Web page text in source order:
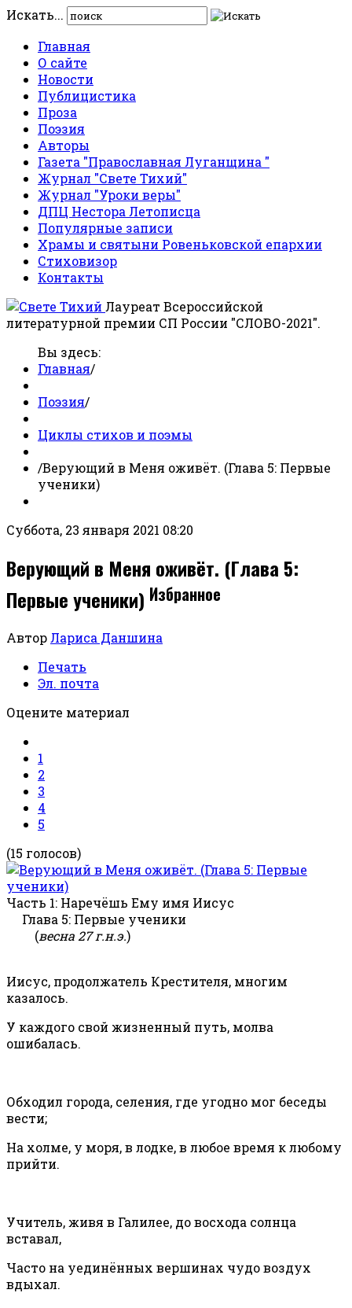
Искать...
Главная
О сайте
Новости
Публицистика
Проза
Поэзия
Авторы
Газета "Православная Луганщина "
Журнал "Свете Тихий"
Журнал "Уроки веры"
ДПЦ Нестора Летописца
Популярные записи
Храмы и святыни Ровеньковской епархии
Стиховизор
Контакты
Лауреат Всероссийской
литературной премии СП России "СЛОВО-2021".
Вы здесь:
Главная/
Поэзия/
Циклы стихов и поэмы
/Верующий в Меня оживёт. (Глава 5: Первые
ученики)
Суббота, 23 января 2021 08:20
Верующий в Меня оживёт. (Глава 5:
Первые ученики) Избранное
Автор Лариса Даншина
Печать
Эл. почта
Оцените материал
1
2
3
4
5
(15 голосов)
Часть 1: Наречёшь Ему имя Иисус
Глава 5: Первые ученики
(весна 27 г.н.э.)
Иисус, продолжатель Крестителя, многим
казалось.
У каждого свой жизненный путь, молва
ошибалась.
Обходил города, селения, где угодно мог беседы
вести;
На холме, у моря, в лодке, в любое время к любому
прийти.
Учитель, живя в Галилее, до восхода солнца
вставал,
Часто на уединённых вершинах чудо воздух
вдыхал.